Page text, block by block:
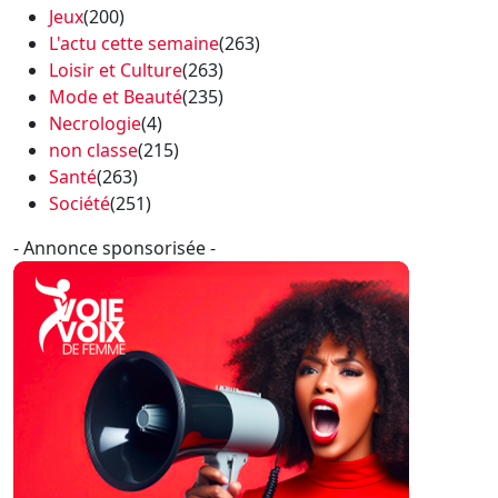
Jeux(200)
L'actu cette semaine(263)
Loisir et Culture(263)
Mode et Beauté(235)
Necrologie(4)
non classe(215)
Santé(263)
Société(251)
- Annonce sponsorisée -